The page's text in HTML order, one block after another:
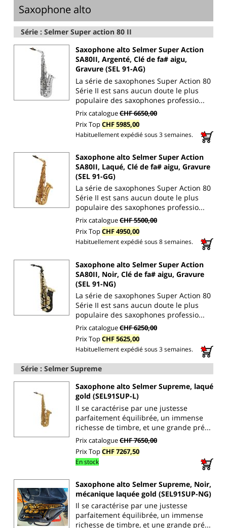
Saxophone alto
Série : Selmer Super action 80 II
Saxophone alto Selmer Super Action
SA80II, Argenté, Clé de fa# aigu,
Gravure (SEL 91-AG)
La série de saxophones Super Action 80
Série II est sans aucun doute le plus
populaire des saxophones professio...
Prix catalogueCHF 6650,00
Prix TopCHF 5985,00
Habituellement expédié sous 3 semaines.
Saxophone alto Selmer Super Action
SA80II, Laqué, Clé de fa# aigu, Gravure
(SEL 91-GG)
La série de saxophones Super Action 80
Série II est sans aucun doute le plus
populaire des saxophones professio...
Prix catalogueCHF 5500,00
Prix TopCHF 4950,00
Habituellement expédié sous 8 semaines.
Saxophone alto Selmer Super Action
SA80II, Noir, Clé de fa# aigu, Gravure
(SEL 91-NG)
La série de saxophones Super Action 80
Série II est sans aucun doute le plus
populaire des saxophones professio...
Prix catalogueCHF 6250,00
Prix TopCHF 5625,00
Habituellement expédié sous 3 semaines.
Série : Selmer Supreme
Saxophone alto Selmer Supreme, laqué
gold (SEL91SUP-L)
Il se caractérise par une justesse
parfaitement équilibrée, un immense
richesse de timbre, et une grande pré...
Prix catalogueCHF 7650,00
Prix TopCHF 7267,50
En stock
Saxophone alto Selmer Supreme, Noir,
mécanique laquée gold (SEL91SUP-NG)
Il se caractérise par une justesse
parfaitement équilibrée, un immense
richesse de timbre, et une grande pré...